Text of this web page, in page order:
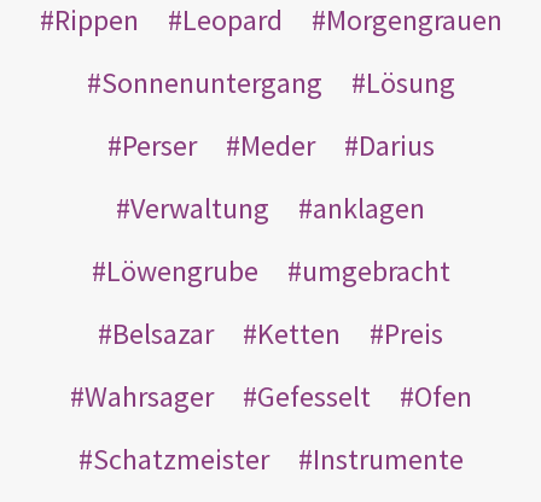
Rippen
Leopard
Morgengrauen
Sonnenuntergang
Lösung
Perser
Meder
Darius
Verwaltung
anklagen
Löwengrube
umgebracht
Belsazar
Ketten
Preis
Wahrsager
Gefesselt
Ofen
Schatzmeister
Instrumente